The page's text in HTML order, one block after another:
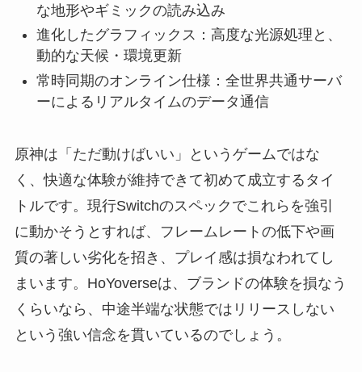
な地形やギミックの読み込み
進化したグラフィックス：高度な光源処理と、
動的な天候・環境更新
常時同期のオンライン仕様：全世界共通サーバ
ーによるリアルタイムのデータ通信
原神は「ただ動けばいい」というゲームではな
く、快適な体験が維持できて初めて成立するタイ
トルです。現行Switchのスペックでこれらを強引
に動かそうとすれば、フレームレートの低下や画
質の著しい劣化を招き、プレイ感は損なわれてし
まいます。HoYoverseは、ブランドの体験を損なう
くらいなら、中途半端な状態ではリリースしない
という強い信念を貫いているのでしょう。